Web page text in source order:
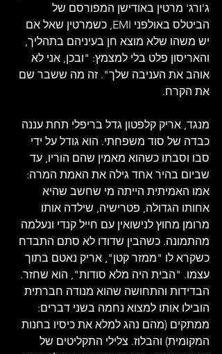
ג'ורג' מרטין באודישן המפורסם של
הביטלס באולפני EMI, כשמרטין שאל אם
יש משהו שלא מוצא חן בעיניהם בתהליך,
והאריסון פלט בלי למצמץ: "ובכן, אני לא
אוהב את העניבה שלך". זה מה ששבר שם
את הקרח.
מנגד, אריק קלפטון גדל בריפלי תחת עננה
כבדה של סוד משפחתי. הוא גודל על ידי
סבו וסבתו כשהוא מאמין שהם הוריו, עד
שביום בהיר אחד גילה את האמת המרה:
אמו האמיתית הייתה מי שחשב שהיא
אחותו הגדולה, פטרישיה, שילדה אותו
מרומן מחוץ לנישואין עם חייל קנדי ונעלמה
מהתמונה. כשהבין שדודו לא סתם התבדח
כשקרא לו "ממזר קטן", אריק נאטם בתוך
עצמו. "הבית היה מלא סודות", הוא שחזר.
הבדידות והתחושה שהוא מנודה חברתית
הובילו אותו למצוא נחמה בשני דברים:
ממתקים (מהם נהג למלא את כיסיו בחנות
המקומית) והבלוז. צלילי התקליטים של